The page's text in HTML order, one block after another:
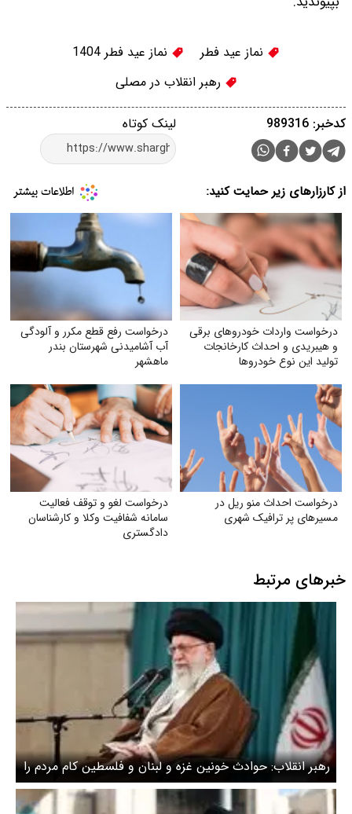
نماز عید فطر
نماز عید فطر 1404
رهبر انقلاب در مصلی
لینک کوتاه کدخبر: 989316
از کارزارهای زیر حمایت کنید:
درخواست واردات خودروهای برقی
و هیبریدی و احداث کارخانجات
تولید این نوع خودروها
درخواست رفع قطع مکرر و آلودگی
آب آشامیدنی شهرستان بندر
ماهشهر
درخواست احداث منو ریل در
مسیرهای پر ترافیک شهری
درخواست لغو و توقف فعالیت
سامانه شفافیت وکلا و کارشناسان
دادگستری
خبرهای مرتبط
رهبر انقلاب: حوادث خونین غزه و لبنان و فلسطین کام مردم را
در ماه رمضان تلخ کرد/ ویدیو